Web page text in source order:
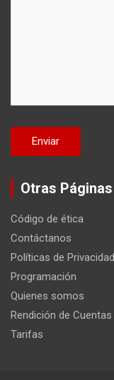
Otras Páginas
Código de ética
Contáctanos
Políticas de Privacidad
Programación
Quienes somos
Rendición de Cuentas
Tarifas